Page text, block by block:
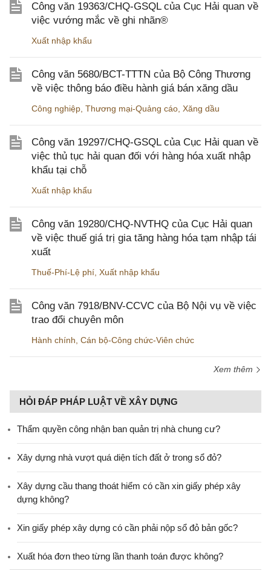
Công văn 19363/CHQ-GSQL của Cục Hải quan về
việc vướng mắc về ghi nhãn®
Xuất nhập khẩu
Công văn 5680/BCT-TTTN của Bộ Công Thương
về việc thông báo điều hành giá bán xăng dầu
Công nghiệp Thương mại-Quảng cáo Xăng dầu
Công văn 19297/CHQ-GSQL của Cục Hải quan về
việc thủ tục hải quan đối với hàng hóa xuất nhập
khẩu tại chỗ
Xuất nhập khẩu
Công văn 19280/CHQ-NVTHQ của Cục Hải quan
về việc thuế giá trị gia tăng hàng hóa tạm nhập tái
xuất
Thuế-Phí-Lệ phí Xuất nhập khẩu
Công văn 7918/BNV-CCVC của Bộ Nội vụ về việc
trao đổi chuyên môn
Hành chính Cán bộ-Công chức-Viên chức
Xem thêm
HỎI ĐÁP PHÁP LUẬT VỀ XÂY DỰNG
Thẩm quyền công nhận ban quản trị nhà chung cư?
Xây dựng nhà vượt quá diện tích đất ở trong sổ đỏ?
Xây dựng cầu thang thoát hiểm có cần xin giấy phép xây
dựng không?
Xin giấy phép xây dựng có cần phải nộp sổ đỏ bản gốc?
Xuất hóa đơn theo từng lần thanh toán được không?